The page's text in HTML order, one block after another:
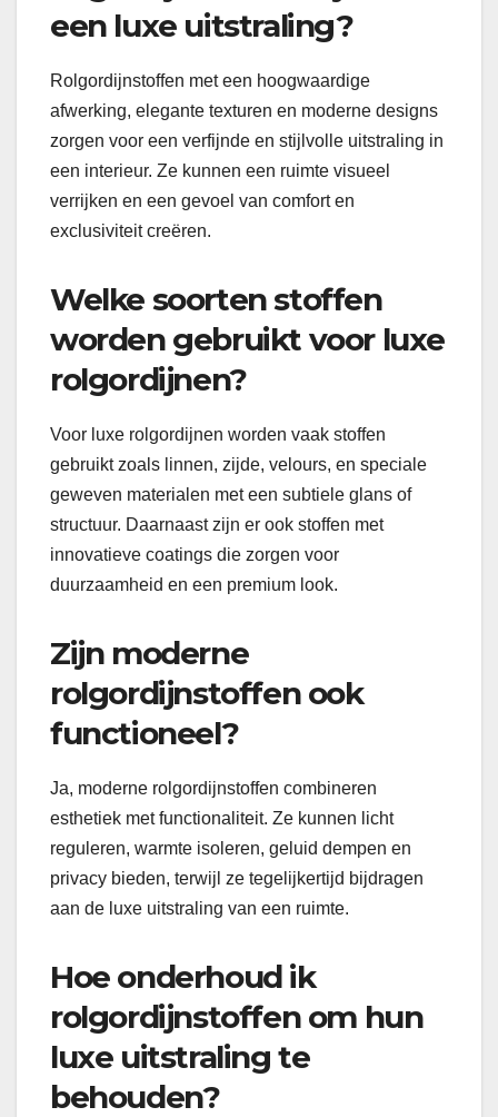
een luxe uitstraling?
Rolgordijnstoffen met een hoogwaardige
afwerking, elegante texturen en moderne designs
zorgen voor een verfijnde en stijlvolle uitstraling in
een interieur. Ze kunnen een ruimte visueel
verrijken en een gevoel van comfort en
exclusiviteit creëren.
Welke soorten stoffen
worden gebruikt voor luxe
rolgordijnen?
Voor luxe rolgordijnen worden vaak stoffen
gebruikt zoals linnen, zijde, velours, en speciale
geweven materialen met een subtiele glans of
structuur. Daarnaast zijn er ook stoffen met
innovatieve coatings die zorgen voor
duurzaamheid en een premium look.
Zijn moderne
rolgordijnstoffen ook
functioneel?
Ja, moderne rolgordijnstoffen combineren
esthetiek met functionaliteit. Ze kunnen licht
reguleren, warmte isoleren, geluid dempen en
privacy bieden, terwijl ze tegelijkertijd bijdragen
aan de luxe uitstraling van een ruimte.
Hoe onderhoud ik
rolgordijnstoffen om hun
luxe uitstraling te
behouden?